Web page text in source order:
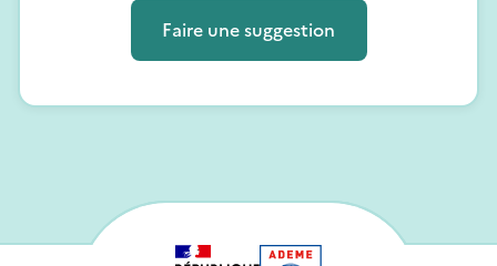
Faire une suggestion